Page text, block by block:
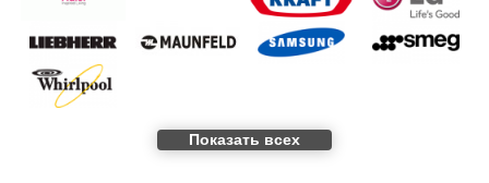
Показать всех